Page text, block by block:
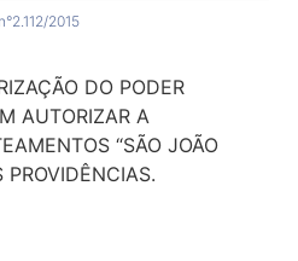
2015
DO PODER
AUTORIZAR A
“SÃO JOÃO
PROVIDÊNCIAS.